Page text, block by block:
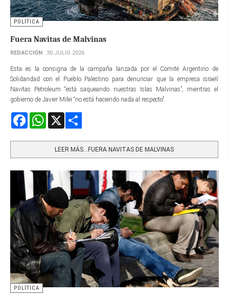
POLÍTICA
Fuera Navitas de Malvinas
REDACCIÓN 30 JULIO 2026
Esta es la consigna de la campaña lanzada por el Comité Argentino de
Solidaridad con el Pueblo Palestino para denunciar que la empresa israelí
Navitas Petroleum “está saqueando nuestras Islas Malvinas”, mientras el
gobierno de Javier Milei “no está haciendo nada al respecto”.
FacebookWhatsApp
LEER MÁS…FUERA NAVITAS DE MALVINAS
POLÍTICA